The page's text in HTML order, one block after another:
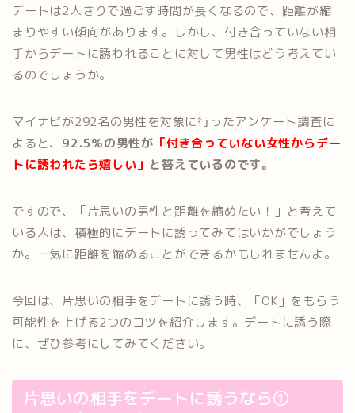
デートは2人きりで過ごす時間が長くなるので、距離が縮
まりやすい傾向があります。しかし、付き合っていない相
手からデートに誘われることに対して男性はどう考えてい
るのでしょうか。
マイナビが292名の男性を対象に行ったアンケート調査に
よると、 92.5％の男性が 「付き合っていない女性からデー
トに誘われたら嬉しい」 と答えているのです。
ですので、「片思いの男性と距離を縮めたい！」と考えて
いる人は、積極的にデートに誘ってみてはいかがでしょう
か。一気に距離を縮めることができるかもしれませんよ。
今回は、片思いの相手をデートに誘う時、「OK」をもらう
可能性を上げる2つのコツを紹介します。デートに誘う際
に、ぜひ参考にしてみてください。
片思いの相手をデートに誘うなら①